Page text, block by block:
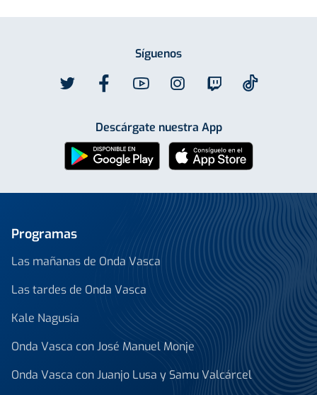
Síguenos
Descárgate nuestra App
Programas
Las mañanas de Onda Vasca
Las tardes de Onda Vasca
Kale Nagusia
Onda Vasca con José Manuel Monje
Onda Vasca con Juanjo Lusa y Samu Valcárcel